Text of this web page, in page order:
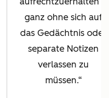
ganz ohne sich auf
das Gedächtnis oder
separate Notizen
verlassen zu
müssen.